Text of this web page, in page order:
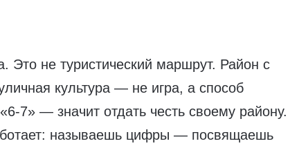
Это не туристический маршрут. Район с
культура — не игра, а способ
7» — значит отдать честь своему району.
называешь цифры — посвящаешь